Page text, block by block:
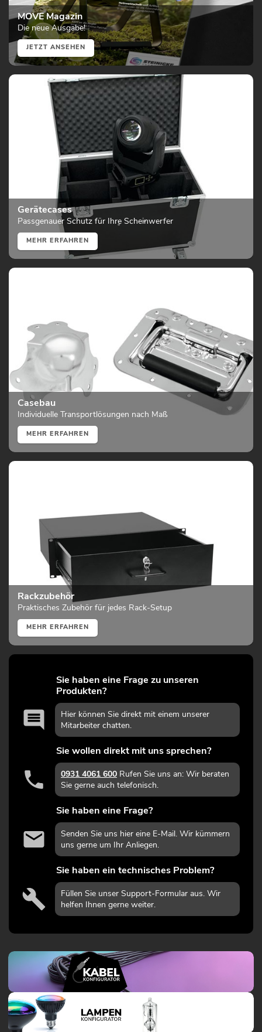
MOVE Magazin
Die neue Ausgabe!
JETZT ANSEHEN
Gerätecases
Passgenauer Schutz für Ihre Scheinwerfer
MEHR ERFAHREN
Casebau
Individuelle Transportlösungen nach Maß
MEHR ERFAHREN
Rackzubehör
Praktisches Zubehör für jedes Rack-Setup
MEHR ERFAHREN
Sie haben eine Frage zu unseren
Produkten?
Hier können Sie direkt mit einem unserer
Mitarbeiter chatten.
Sie wollen direkt mit uns sprechen?
0931 4061 600 Rufen Sie uns an: Wir beraten
Sie gerne auch telefonisch.
Sie haben eine Frage?
Senden Sie uns hier eine E-Mail. Wir kümmern
uns gerne um Ihr Anliegen.
Sie haben ein technisches Problem?
Füllen Sie unser Support-Formular aus. Wir
helfen Ihnen gerne weiter.